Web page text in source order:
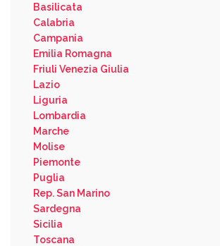
Basilicata
Calabria
Campania
Emilia Romagna
Friuli Venezia Giulia
Lazio
Liguria
Lombardia
Marche
Molise
Piemonte
Puglia
Rep. San Marino
Sardegna
Sicilia
Toscana